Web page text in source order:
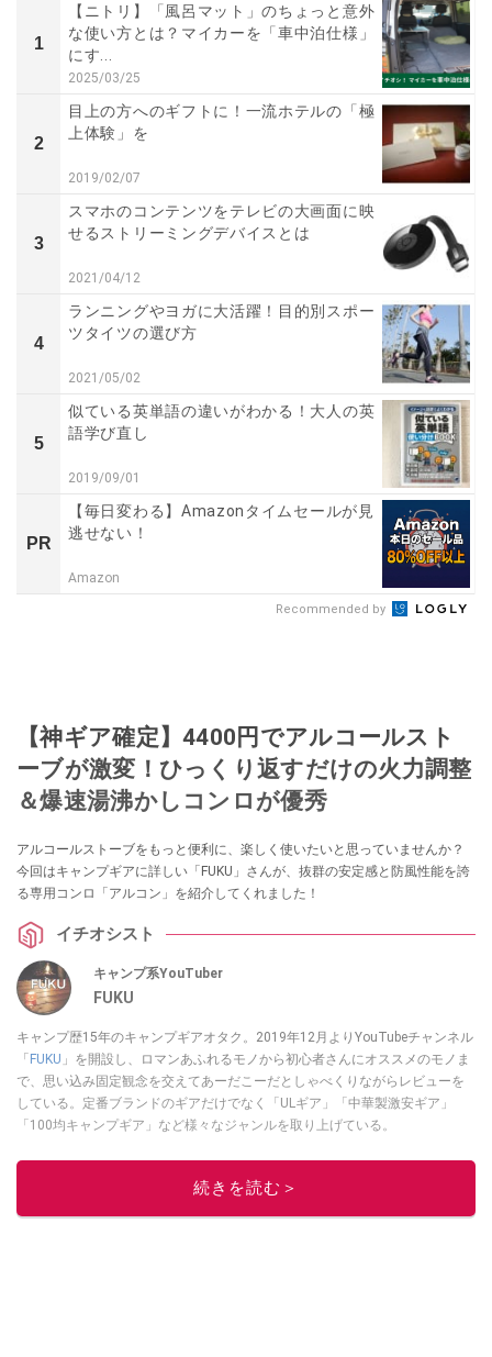
1
【ニトリ】「風呂マット」のちょっと意外
な使い方とは？マイカーを「車中泊仕様」
にす...
2025/03/25
2
目上の方へのギフトに！一流ホテルの「極
上体験」を
2019/02/07
3
スマホのコンテンツをテレビの大画面に映
せるストリーミングデバイスとは
2021/04/12
4
ランニングやヨガに大活躍！目的別スポー
ツタイツの選び方
2021/05/02
5
似ている英単語の違いがわかる！大人の英
語学び直し
2019/09/01
PR
【毎日変わる】Amazonタイムセールが見
逃せない！
Amazon
Recommended by
【神ギア確定】4400円でアルコールスト
ーブが激変！ひっくり返すだけの火力調整
＆爆速湯沸かしコンロが優秀
アルコールストーブをもっと便利に、楽しく使いたいと思っていませんか？
今回はキャンプギアに詳しい「FUKU」さんが、抜群の安定感と防風性能を誇
る専用コンロ「アルコン」を紹介してくれました！
イチオシスト
キャンプ系YouTuber
FUKU
キャンプ歴15年のキャンプギアオタク。2019年12月よりYouTubeチャンネル
「FUKU 」を開設し、ロマンあふれるモノから初心者さんにオススメのモノま
で、思い込み固定観念を交えてあーだこーだとしゃべくりながらレビューを
している。定番ブランドのギアだけでなく「ULギア」「中華製激安ギア」
「100均キャンプギア」など様々なジャンルを取り上げている。
このイチオシストの他の記事を読む
続きを読む＞